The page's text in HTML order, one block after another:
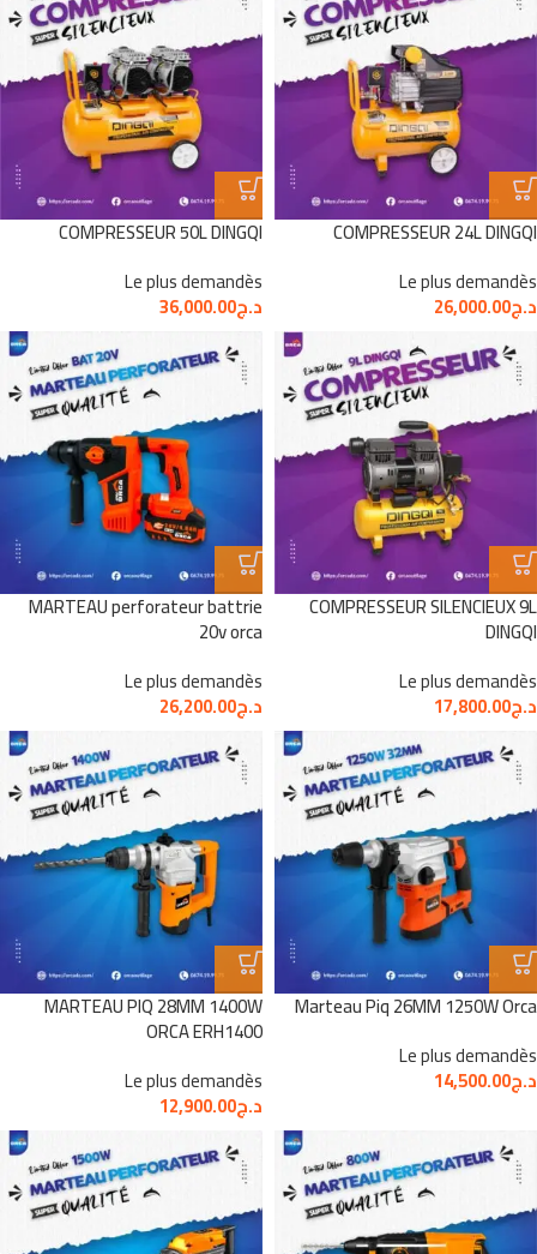
COMPRESSEUR 24L DINGQI
Le plus demandès
د.ج26,000.00
COMPRESSEUR 50L DINGQI
Le plus demandès
د.ج36,000.00
COMPRESSEUR SILENCIEUX 9L
DINGQI
Le plus demandès
د.ج17,800.00
MARTEAU perforateur battrie
20v orca
Le plus demandès
د.ج26,200.00
Marteau Piq 26MM 1250W Orca
Le plus demandès
د.ج14,500.00
MARTEAU PIQ 28MM 1400W
ORCA ERH1400
Le plus demandès
د.ج12,900.00